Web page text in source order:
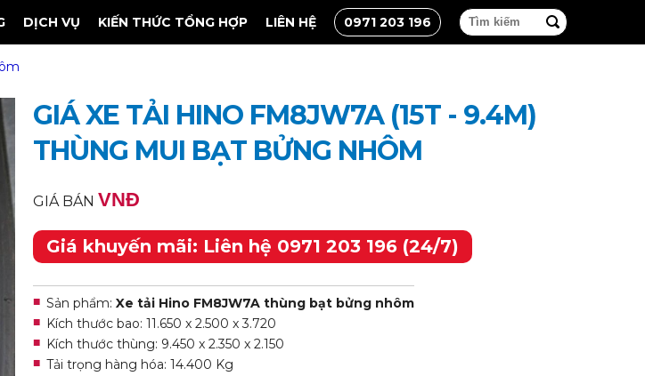
DỊCH VỤ KIẾN THỨC TỔNG HỢP LIÊN HỆ 0971 203 196
GIÁ XE TẢI HINO FM8JW7A (15T - 9.4M)
THÙNG MUI BẠT BỬNG NHÔM
GIÁ BÁN VNĐ
Giá khuyến mãi: Liên hệ 0971 203 196 (24/7)
Sản phẩm: Xe tải Hino FM8JW7A thùng bạt bửng nhôm
Kích thước bao: 11.650 x 2.500 x 3.720
Kích thước thùng: 9.450 x 2.350 x 2.150
Tải trọng hàng hóa: 14.400 Kg